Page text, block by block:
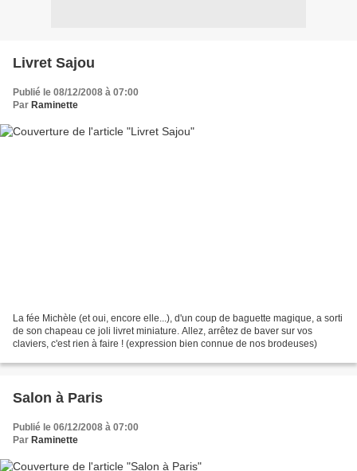
Livret Sajou
Publié le 08/12/2008 à 07:00
Par Raminette
La fée Michèle (et oui, encore elle...), d'un coup de baguette magique, a sorti
de son chapeau ce joli livret miniature. Allez, arrêtez de baver sur vos
claviers, c'est rien à faire ! (expression bien connue de nos brodeuses)
Salon à Paris
Publié le 06/12/2008 à 07:00
Par Raminette